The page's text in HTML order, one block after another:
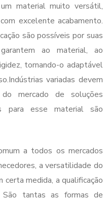
material muito versátil,
excelente acabamento.
são possíveis por suas
ao material, ao
tornando-o adaptável
variadas devem
mercado de soluções
para esse material são
a todos os mercados
, a versatilidade do
medida, a qualificação
São tantas as formas de